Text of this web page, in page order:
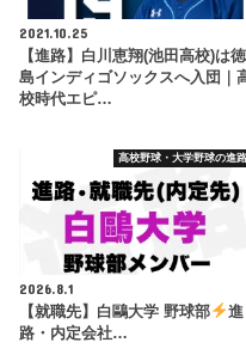
2021.10.25
【進路】白川恵翔(池田高校)は徳
島インディゴソックスへ入団｜
校時代エピ…
高校野球・大学野球の進路
2026.8.1
【就職先】白鷗大学 野球部
進
路・内定会社…